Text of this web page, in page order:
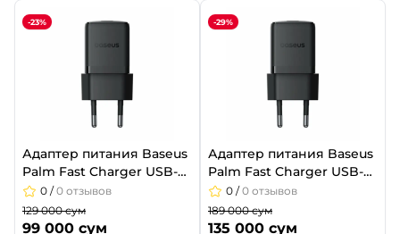
-23%
Адаптер питания Baseus
Palm Fast Charger USB-C
20W Cluster Black
0 /0 отзывов
129 000 сум
99 000 сум
-29%
Адаптер питания Baseus
Palm Fast Charger USB-C
30W Cluster Black
0 /0 отзывов
189 000 сум
135 000 сум